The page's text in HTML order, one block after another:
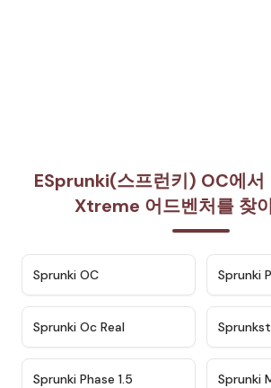
ESprunki(스프런키) OC에서
Xtreme 어드벤처를 찾
Sprunki OC Sprunki
Sprunki Oc Real
Sprunki Phase 1.5 Sprunki